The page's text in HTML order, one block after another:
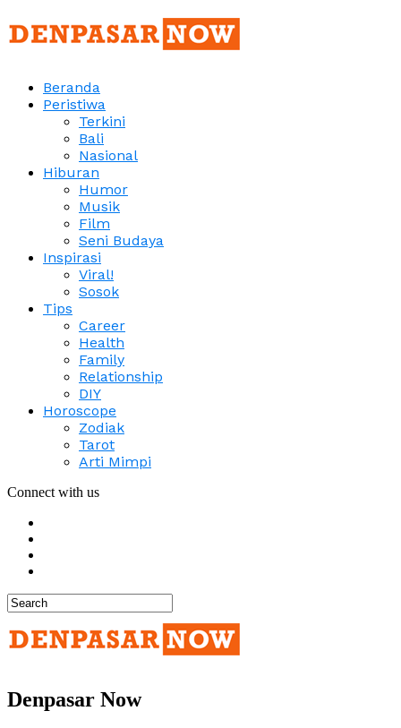
Beranda
Peristiwa
Terkini
Bali
Nasional
Hiburan
Humor
Musik
Film
Seni Budaya
Inspirasi
Viral!
Sosok
Tips
Career
Health
Family
Relationship
DIY
Horoscope
Zodiak
Tarot
Arti Mimpi
Connect with us
Denpasar Now